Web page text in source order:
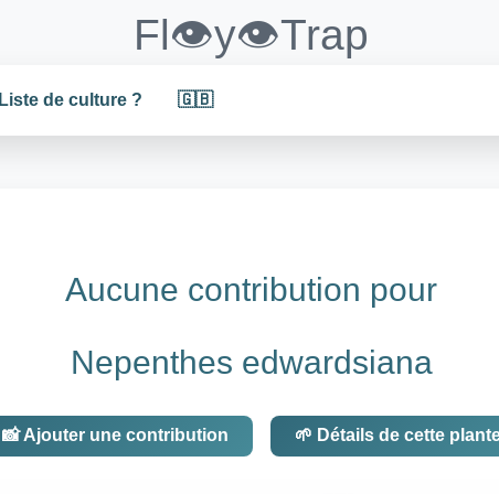
Fl👁️y👁️Trap
Liste de culture ? 🇬🇧
Aucune contribution pour
Nepenthes edwardsiana
📸 Ajouter une contribution 🌱 Détails de cette